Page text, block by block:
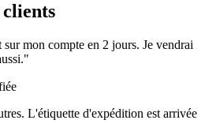
clients
mon compte en 2 jours. Je vendrai
L'étiquette d'expédition est arrivée